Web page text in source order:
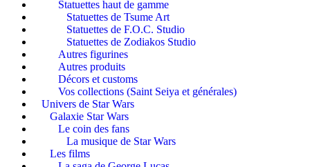
Statuettes haut de gamme
Statuettes de Tsume Art
Statuettes de F.O.C. Studio
Statuettes de Zodiakos Studio
Autres figurines
Autres produits
Décors et customs
Vos collections (Saint Seiya et générales)
Univers de Star Wars
Galaxie Star Wars
Le coin des fans
La musique de Star Wars
Les films